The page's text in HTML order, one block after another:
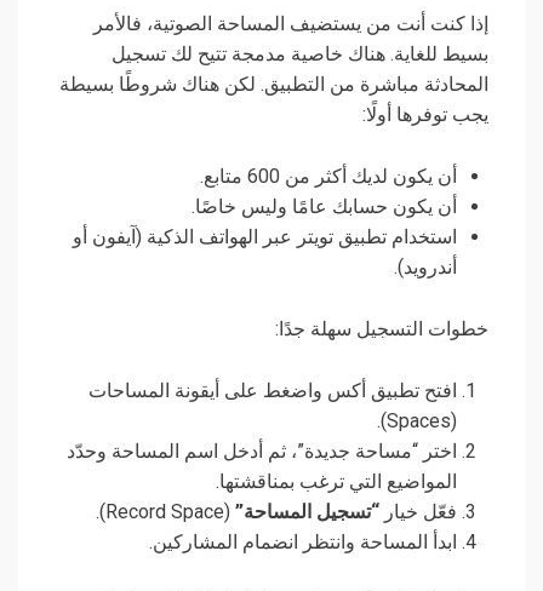
إذا كنت أنت من يستضيف المساحة الصوتية، فالأمر
بسيط للغاية. هناك خاصية مدمجة تتيح لك تسجيل
المحادثة مباشرة من التطبيق. لكن هناك شروطًا بسيطة
يجب توفرها أولًا:
أن يكون لديك أكثر من 600 متابع.
أن يكون حسابك عامًا وليس خاصًا.
استخدام تطبيق تويتر عبر الهواتف الذكية (آيفون أو
أندرويد).
خطوات التسجيل سهلة جدًا:
افتح تطبيق أكس واضغط على أيقونة المساحات
(Spaces).
اختر “مساحة جديدة”، ثم أدخل اسم المساحة وحدّد
المواضيع التي ترغب بمناقشتها.
فعّل خيار “تسجيل المساحة” (Record Space).
ابدأ المساحة وانتظر انضمام المشاركين.